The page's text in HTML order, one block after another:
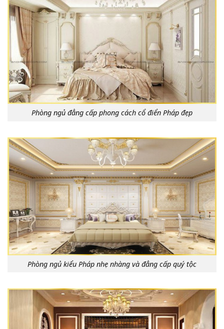
Phòng ngủ đẳng cấp phong cách cổ điển Pháp đẹp
Phòng ngủ kiểu Pháp nhẹ nhàng và đẳng cấp quý tộc